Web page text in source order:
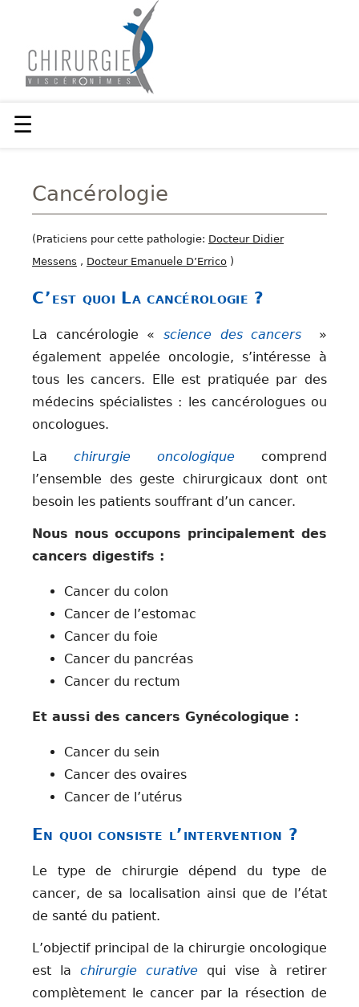
☰
Cancérologie
(Praticiens pour cette pathologie: Docteur Didier
Messens , Docteur Emanuele D’Errico )
C’est quoi La cancérologie ?
La cancérologie « science des cancers
»
également appelée oncologie, s’intéresse à
tous les cancers. Elle est pratiquée par des
médecins spécialistes : les cancérologues ou
oncologues.
La chirurgie oncologique comprend
l’ensemble des geste chirurgicaux dont ont
besoin les patients souffrant d’un cancer.
Nous nous occupons principalement des
cancers digestifs :
Cancer du colon
Cancer de l’estomac
Cancer du foie
Cancer du pancréas
Cancer du rectum
Et aussi des cancers Gynécologique :
Cancer du sein
Cancer des ovaires
Cancer de l’utérus
En quoi consiste l’intervention ?
Le type de chirurgie dépend du type de
cancer, de sa localisation ainsi que de l’état
de santé du patient.
L’objectif principal de la chirurgie oncologique
est la chirurgie curative
complètement le cancer par la résection de